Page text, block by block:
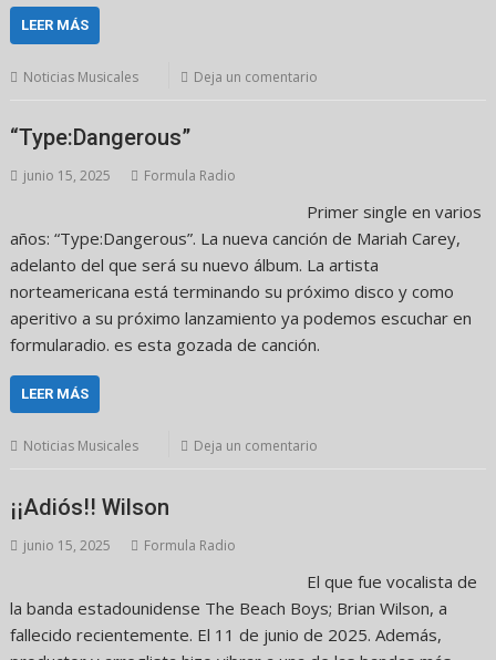
LEER MÁS
Noticias Musicales Deja un comentario
“Type:Dangerous”
junio 15, 2025 Formula Radio
Primer single en varios
años: “Type:Dangerous”. La nueva canción de Mariah Carey,
adelanto del que será su nuevo álbum. La artista
norteamericana está terminando su próximo disco y como
aperitivo a su próximo lanzamiento ya podemos escuchar en
formularadio. es esta gozada de canción.
LEER MÁS
Noticias Musicales Deja un comentario
¡¡Adiós!! Wilson
junio 15, 2025 Formula Radio
El que fue vocalista de
la banda estadounidense The Beach Boys; Brian Wilson, a
fallecido recientemente. El 11 de junio de 2025. Además,